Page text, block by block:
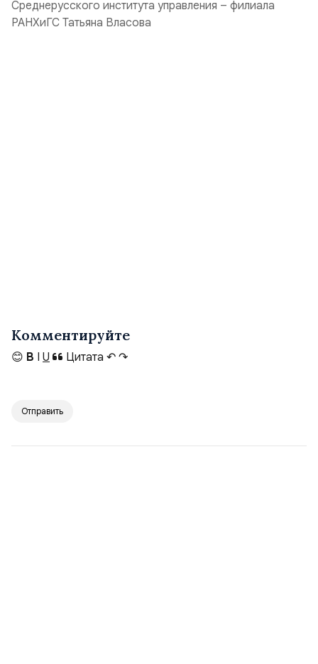
Среднерусского института управления – филиала
РАНХиГС Татьяна Власова
Комментируйте
😊 B I U Цитата ↶ ↷
Отправить